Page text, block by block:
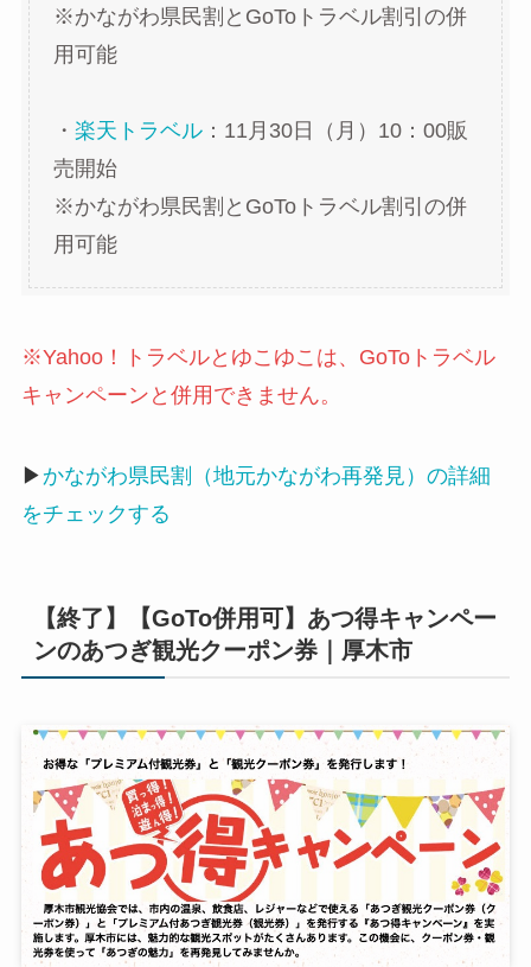
※かながわ県民割とGoToトラベル割引の併
用可能
・ 楽天トラベル：11月30日（月）10：00販
売開始
※かながわ県民割とGoToトラベル割引の併
用可能
※Yahoo！トラベルとゆこゆこは、GoToトラベル
キャンペーンと併用できません。
▶かながわ県民割（地元かながわ再発見）の詳細
をチェックする
【終了】【GoTo併用可】あつ得キャンペー
ンのあつぎ観光クーポン券｜厚木市